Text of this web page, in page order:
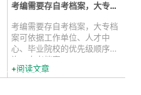
考编需要存自考档案，大专档案怎么...
考编需要存自考档案，大专档
案可依据工作单位、人才中
心、毕业院校的优先级顺序查
询。自考档案...
阅读文章